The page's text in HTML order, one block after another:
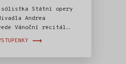
Státní opery
Andrea
Vánoční recitál
Návštěvníci
hity.